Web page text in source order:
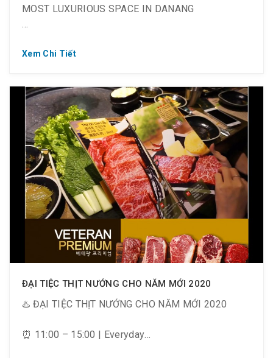
MOST LUXURIOUS SPACE IN DANANG
dining experience to all diners. The moment of
year-end is coming with the festive feeling and we
are ready to serve your party in our cosy
atmosphere and the finest menu.
Xem Chi Tiết
ĐẠI TIỆC THỊT NƯỚNG CHO NĂM MỚI 2020
♨️ ĐẠI TIỆC THỊT NƯỚNG CHO NĂM MỚI 2020
⏰ 11:00 – 15:00 | Everyday